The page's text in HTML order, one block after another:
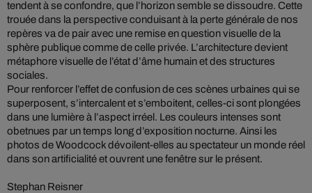
tendent à se confondre, que l’horizon semble se dissoudre. Cette
trouée dans la perspective conduisant à la perte générale de nos
repères va de pair avec une remise en question visuelle de la
sphère publique comme de celle privée. L’architecture devient
métaphore visuelle de l’état d’âme humain et des structures
sociales.
Pour renforcer l’effet de confusion de ces scènes urbaines qui se
superposent, s’intercalent et s’emboitent, celles-ci sont plongées
dans une lumière à l’aspect irréel. Les couleurs intenses sont
obetnues par un temps long d’exposition nocturne. Ainsi les
photos de Woodcock dévoilent-elles au spectateur un monde réel
dans son artificialité et ouvrent une fenêtre sur le présent.
Stephan Reisner